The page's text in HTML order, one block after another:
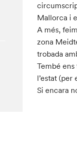
Mallorca i
A més,
zona
trobada
Tembé ens
l’estat
Si encara